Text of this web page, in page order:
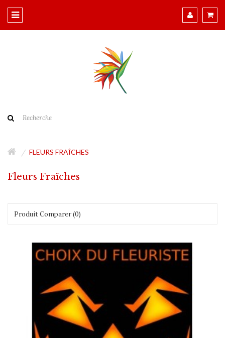
FLEURS FRAÎCHES
Fleurs Fraîches
Produit Comparer (0)